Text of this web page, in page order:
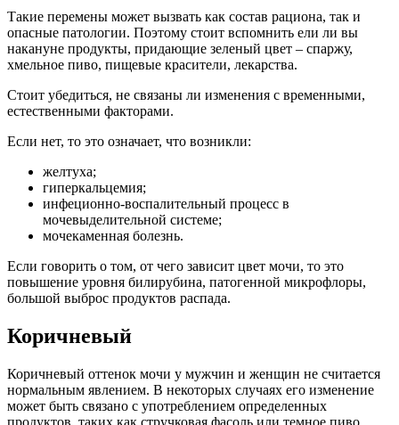
Такие перемены может вызвать как состав рациона, так и
опасные патологии. Поэтому стоит вспомнить ели ли вы
накануне продукты, придающие зеленый цвет – спаржу,
хмельное пиво, пищевые красители, лекарства.
Стоит убедиться, не связаны ли изменения с временными,
естественными факторами.
Если нет, то это означает, что возникли:
желтуха;
гиперкальцемия;
инфеционно-воспалительный процесс в
мочевыделительной системе;
мочекаменная болезнь.
Если говорить о том, от чего зависит цвет мочи, то это
повышение уровня билирубина, патогенной микрофлоры,
большой выброс продуктов распада.
Коричневый
Коричневый оттенок мочи у мужчин и женщин не считается
нормальным явлением. В некоторых случаях его изменение
может быть связано с употреблением определенных
продуктов, таких как стручковая фасоль или темное пиво.